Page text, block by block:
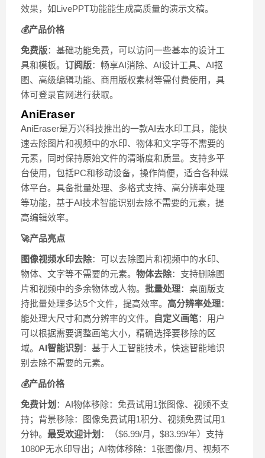
效果，如LivePPT功能能生成高质量的演示文稿。
💰产品价格
免费版：基础功能免费，可以访问一些基本的设计工
具和模板。 订阅版：畅享AI消除、AI设计工具、AI抠
图、高级编辑功能、商用版权素材等需付费使用，具
体可登录官网进行获取。
AniEraser
AniEraser是万兴科技推出的一款AI去水印工具，能快
速去除图片和视频中的水印、物体和文字等不需要的
元素，同时保持原始文件的清晰度和质量。支持多平
台使用，包括PC和移动设备，操作简便，适合各种媒
体平台。具备批量处理、多格式支持、高分辨率处理
等功能，基于AI技术智能识别去除不需要的元素，提
高编辑效率。
🚀产品亮点
图像视频水印去除：可以去除图片和视频中的水印、
物体、文字等不需要的元素。 物体去除：支持删除图
片和视频中的多余物体或人物。 批量处理：桌面版支
持批量处理多达5个文件，提高效率。 高分辨率处理：
能处理大尺寸和高分辨率的文件。
自定义画笔：用户
可以根据需要调整画笔大小，精确选择要移除的区
域。 AI智能识别 ：基于人工智能技术，快速智能地识
别去除不需要的元素。
💰产品价格
免费计划 ：AI物体移除：免费试用1张图像、视频不支
持；背景移除：图像免费试用1积分、视频免费试用1
分钟。 最受欢迎计划 ：（$6.99/月，$83.99/年）支持
1080P无水印导出；AI物体移除：1张图像/月、视频不